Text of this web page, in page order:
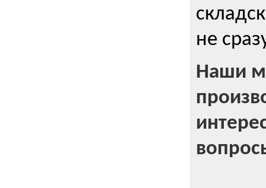
не
Наши